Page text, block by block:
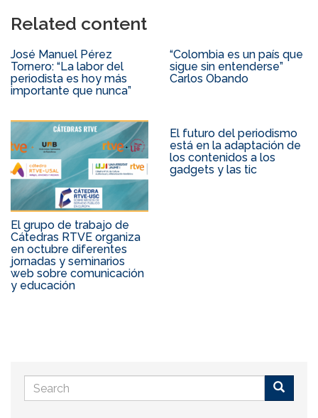
Related content
José Manuel Pérez
Tornero: “La labor del
periodista es hoy más
importante que nunca”
“Colombia es un país que
sigue sin entenderse”
Carlos Obando
El grupo de trabajo de
Cátedras RTVE organiza
en octubre diferentes
jornadas y seminarios
web sobre comunicación
y educación
El futuro del periodismo
está en la adaptación de
los contenidos a los
gadgets y las tic
Search
form